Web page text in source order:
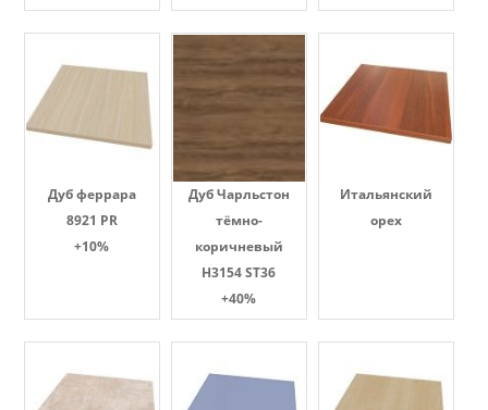
Дуб феррара
8921 PR
+10%
Дуб Чарльстон
тёмно-
коричневый
H3154 ST36
+40%
Итальянский
орех